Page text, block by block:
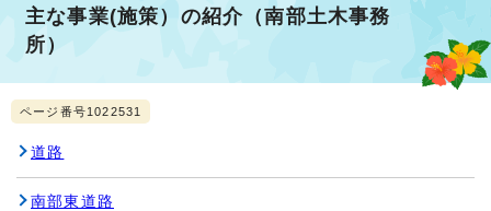
主な事業(施策）の紹介（南部土木事務
所）
ページ番号1022531
道路
南部東道路